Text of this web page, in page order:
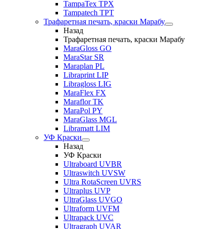
TampaTex TPX
Tampatech TPT
Трафаретная печать, краски Марабу
Назад
Трафаретная печать, краски Марабу
MaraGloss GO
MaraStar SR
Maraplan PL
Libraprint LIP
Libragloss LIG
MaraFlex FX
Maraflor TK
MaraPol PY
MaraGlass MGL
Libramatt LIM
УФ Краски
Назад
УФ Краски
Ultraboard UVBR
Ultraswitch UVSW
Ultra RotaScreen UVRS
Ultraplus UVP
UltraGlass UVGO
Ultraform UVFM
Ultrapack UVC
Ultragraph UVAR